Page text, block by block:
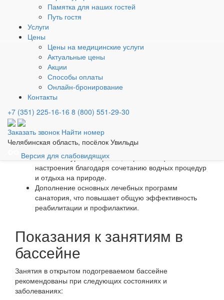
Памятка для наших гостей
Путь гостя
Услуги
Цены
Цены на медицинские услуги
Актуальные цены
Акции
Способы оплаты
Онлайн-бронирование
Контакты
+7 (351) 225-16-16 8 (800) 551-29-30
Заказать звонок Найти номер
Челябинская область, посёлок Увильды
Версия для слабовидящих
влияют на нервную систему и общий тонус.
Преимущества открытого
подогреваемого бассейна
Возможность купания в комфортной температуре
воды даже в прохладный сезон благодаря
подогреваемым системам.
Снижение нагрузки на суставы и позвоночник, что
важно при артрозах, остеохондрозе, последствиях
травм.
Улучшение работы сердечно‑сосудистой системы за
счёт мягкой тренировки сосудистого тонуса и
дыхания.
Снижение уровня стресса, нормализация сна и
настроения благодаря сочетанию водных процедур
и отдыха на природе.
Дополнение основных лечебных программ
санатория, что повышает общую эффективность
реабилитации и профилактики.
Показания к занятиям в
бассейне
Занятия в открытом подогреваемом бассейне
рекомендованы при следующих состояниях и
заболеваниях: